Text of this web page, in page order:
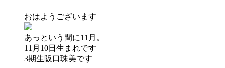
おはようございます
あっという間に11月。
11月10日 生まれです
3期生阪口珠美です